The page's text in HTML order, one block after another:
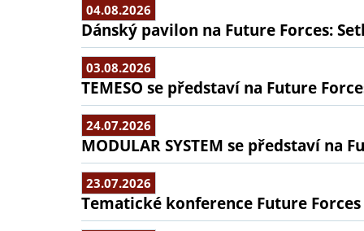
04.08.2026
Dánský pavilon na Future Forces:
03.08.2026
TEMESO se představí na Future
24.07.2026
MODULAR SYSTEM se představí na
23.07.2026
Tematické konference Future